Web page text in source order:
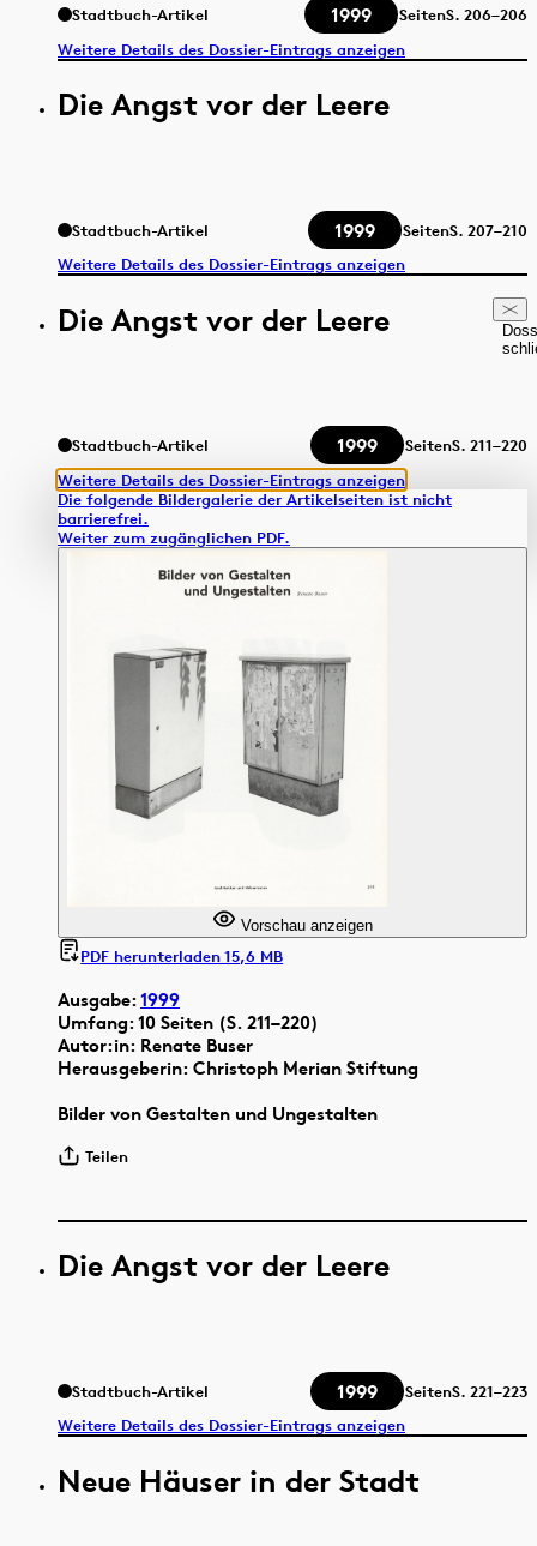
Stadtbuch-Artikel 1999 SeitenS. 206–206
Weitere Details des Dossier-Eintrags anzeigen
Die Angst vor der Leere
Stadtbuch-Artikel 1999 SeitenS. 207–210
Weitere Details des Dossier-Eintrags anzeigen
Die Angst vor der Leere
Stadtbuch-Artikel 1999 SeitenS. 211–220
Weitere Details des Dossier-Eintrags anzeigen
Ausgabe:1999
Umfang: 10 Seiten (S. 211–220)
Autor:in: Renate Buser
Herausgeberin: Christoph Merian Stiftung
Bilder von Gestalten und Ungestalten
Teilen
Die folgende Bildergalerie der Artikelseiten ist nicht
barrierefrei.
Weiter zum zugänglichen PDF.
Vorschau anzeigen
PDF herunterladen 15,6 MB
Die Angst vor der Leere
Stadtbuch-Artikel 1999 SeitenS. 221–223
Weitere Details des Dossier-Eintrags anzeigen
Neue Häuser in der Stadt